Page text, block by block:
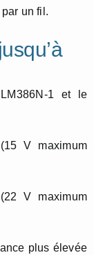
un fil.
1 et le
V maximum
V maximum
plus élevée